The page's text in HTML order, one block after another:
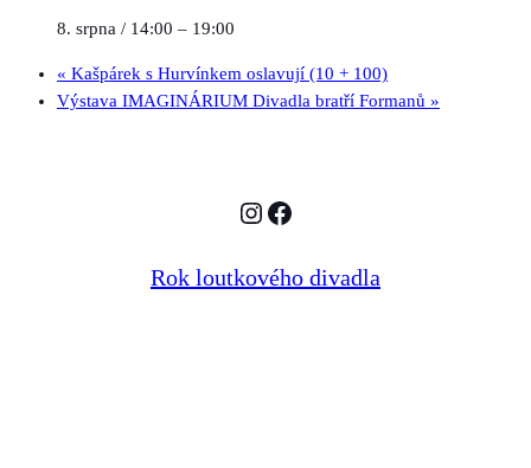
8. srpna / 14:00 – 19:00
« Kašpárek s Hurvínkem oslavují (10 + 100)
Výstava IMAGINÁRIUM Divadla bratří Formanů »
Instagram
Facebook
Rok loutkového divadla